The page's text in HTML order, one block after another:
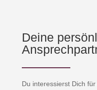
Deine
Du interessierst Dich